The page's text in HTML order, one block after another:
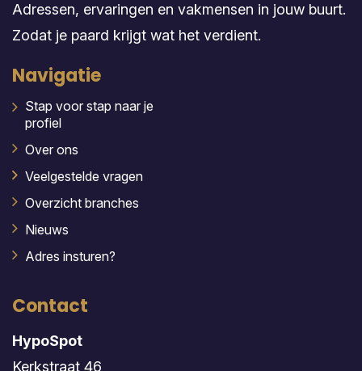
Adressen, ervaringen en vakmensen in jouw buurt.
Zodat je paard krijgt wat het verdient.
Navigatie
Stap voor stap naar je
profiel
Over ons
Veelgestelde vragen
Overzicht branches
Nieuws
Adres insturen?
Contact
HypoSpot
Kerkstraat 46